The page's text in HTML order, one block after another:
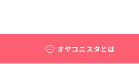
オヤコニスタとは